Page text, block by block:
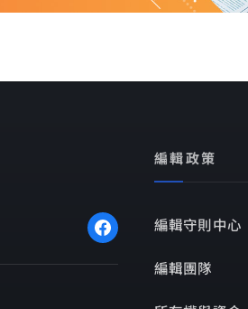
編輯政策
編輯守則中心
編輯團隊